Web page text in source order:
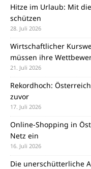
Hitze im Urlaub: Mit
schützen
28. Juli 2026
Wirtschaftlicher
müssen ihre
21. Juli 2026
Rekordhoch:
zuvor
17. Juli 2026
Online-Shopping in
Netz ein
16. Juli 2026
Die unerschütterliche